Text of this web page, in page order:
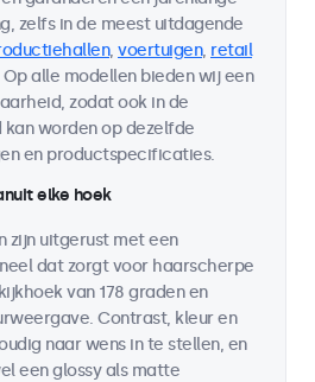
zelfs in de meest uitdagende
, voertuigen, retail
Op alle modellen bieden wij een
zodat ook in de
worden op dezelfde
en productspecificaties.
elke hoek
zijn uitgerust met een
dat zorgt voor haarscherpe
van 178 graden en
Contrast, kleur en
naar wens in te stellen, en
een glossy als matte